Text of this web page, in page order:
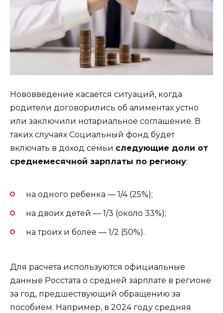
Нововведение касается ситуаций, когда
родители договорились об алиментах устно
или заключили нотариальное соглашение. В
таких случаях Социальный фонд будет
включать в доход семьи следующие доли от
среднемесячной зарплаты по региону:
на одного ребенка — 1/4 (25%);
на двоих детей — 1/3 (около 33%);
на троих и более — 1/2 (50%).
Для расчёта используются официальные
данные Росстата о средней зарплате в регионе
за год, предшествующий обращению за
пособием. Например, в 2024 году средняя